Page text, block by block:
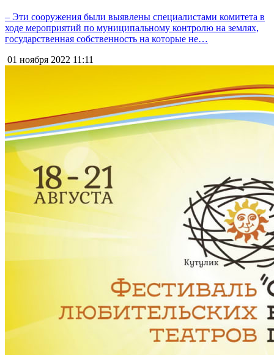
– Эти сооружения были выявлены специалистами комитета в
ходе мероприятий по муниципальному контролю на землях,
государственная собственность на которые не…
01 ноября 2022 11:11